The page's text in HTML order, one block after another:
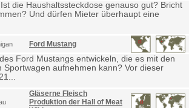
die Haushaltssteckdose genauso gut? Bricht
Und dürfen Mieter überhaupt eine
Ford Mustang
Ford Mustangs entwickeln, die es mit den
Sportwagen aufnehmen kann? Vor dieser
Gläserne Fleisch
Produktion der Hall of Meat